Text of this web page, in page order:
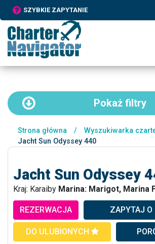
SZYBKIE ZAPYTANIE
Pokaż filtry
Strona główna / Wyszukiwarka
Jacht Sun Odyssey 440
Jacht Sun Odyssey
Kraj: Karaiby Marina: Marigot, Marina
REZERWACJA ZAPYTAJ
DO ULUBIONYCH